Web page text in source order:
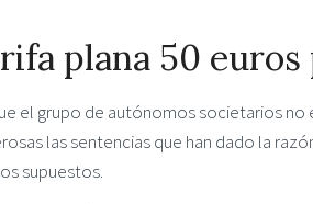
plana 50
el grupo de autónomos societarios no
las sentencias que han dado la
supuestos.